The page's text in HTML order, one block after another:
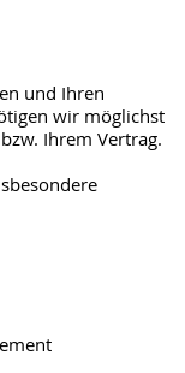
und Ihren
wir möglichst
Ihrem Vertrag.